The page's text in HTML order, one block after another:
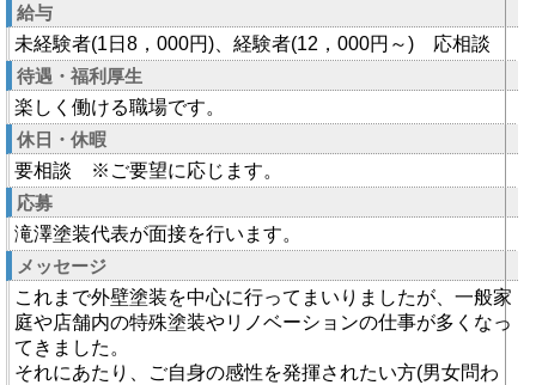
給与
未経験者(1日8，000円)、経験者(12，000円～) 応相談
待遇・福利厚生
楽しく働ける職場です。
休日・休暇
要相談 ※ご要望に応じます。
応募
滝澤塗装代表が面接を行います。
メッセージ
これまで外壁塗装を中心に行ってまいりましたが、一般家
庭や店舗内の特殊塗装やリノベーションの仕事が多くなっ
てきました。
それにあたり、ご自身の感性を発揮されたい方(男女問わ